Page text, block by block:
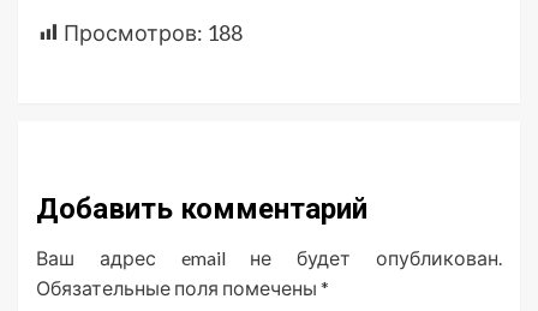
Просмотров: 188
Добавить комментарий
Ваш адрес email не будет опубликован.
Обязательные поля помечены *